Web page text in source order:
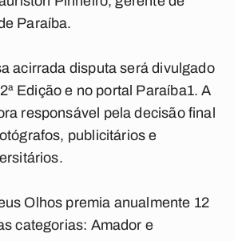
Paraíba.
acirrada disputa será divulgado
Edição e no portal Paraíba1. A
responsável pela decisão final
publicitários e
Olhos premia anualmente 12
categorias: Amador e